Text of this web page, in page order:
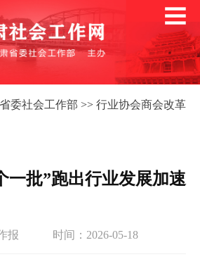
委社会工作部 >> 行业协会商会改革
一批”跑出行业发展加速
报 时间：2026-05-18